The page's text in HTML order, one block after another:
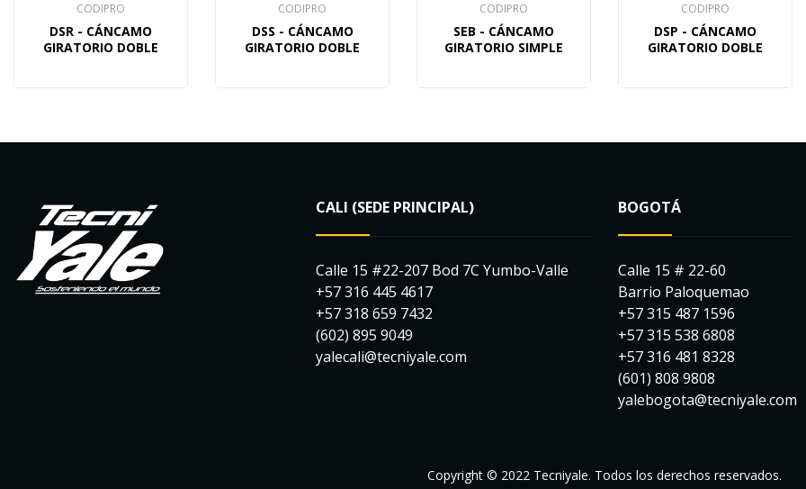
CODIPRO
DSR - CÁNCAMO
GIRATORIO DOBLE
CODIPRO
DSS - CÁNCAMO
GIRATORIO DOBLE
CODIPRO
SEB - CÁNCAMO
GIRATORIO SIMPLE
CODIPRO
DSP - CÁNCAMO
GIRATORIO DOBLE
CALI (SEDE PRINCIPAL)
Calle 15 #22-207 Bod 7C Yumbo-Valle
+57 316 445 4617
+57 318 659 7432
(602) 895 9049
yalecali@tecniyale.com
BOGOTÁ
Calle 15 # 22-60
Barrio Paloquemao
+57 315 487 1596
+57 315 538 6808
+57 316 481 8328
(601) 808 9808
yalebogota@tecniyale.com
Copyright © 2022 Tecniyale. Todos los derechos reservados.